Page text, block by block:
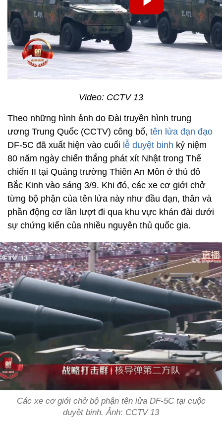
Video: CCTV 13
Theo những hình ảnh do Đài truyền hình trung
ương Trung Quốc (CCTV) công bố, tên lửa đạn đạo
DF-5C đã xuất hiện vào cuối lễ duyệt binh kỷ niệm
80 năm ngày chiến thắng phát xít Nhật trong Thế
chiến II tại Quảng trường Thiên An Môn ở thủ đô
Bắc Kinh vào sáng 3/9. Khi đó, các xe cơ giới chở
từng bộ phận của tên lửa này như đầu đạn, thân và
phần động cơ lần lượt đi qua khu vực khán đài dưới
sự chứng kiến của nhiều nguyên thủ quốc gia.
Các xe cơ giới chở bộ phận tên lửa DF-5C tại cuộc
duyệt binh. Ảnh: CCTV 13